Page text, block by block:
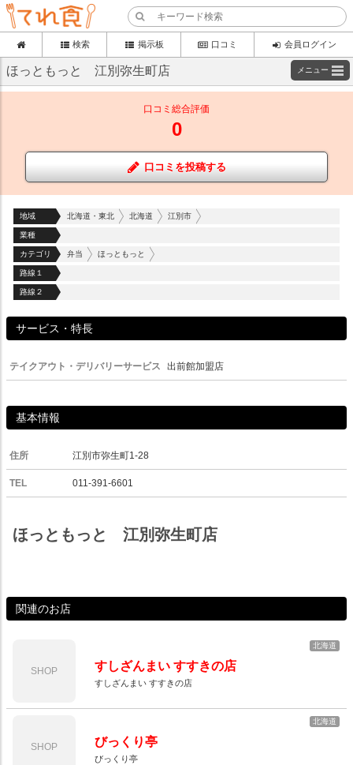
検索 掲示板 口コミ 会員ログイン
ほっともっと 江別弥生町店 メニュー
口コミ総合評価
0
口コミを投稿する
地域 北海道・東北 北海道 江別市
業種
カテゴリ 弁当 ほっともっと
路線１
路線２
サービス・特長
テイクアウト・デリバリーサービス 出前館加盟店
基本情報
住所 江別市弥生町1-28
TEL 011-391-6601
ほっともっと 江別弥生町店
関連のお店
SHOP
北海道
すしざんまい すすきの店
すしざんまい すすきの店
SHOP
北海道
びっくり亭
びっくり亭